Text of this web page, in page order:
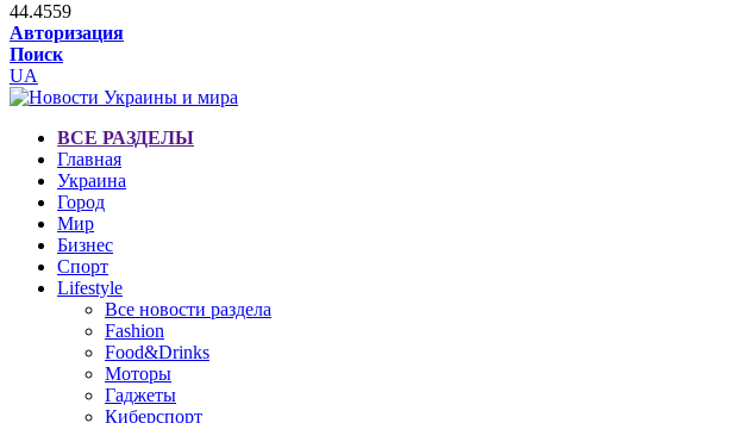
44.4559
Авторизация
Поиск
UA
ВСЕ РАЗДЕЛЫ
Главная
Украина
Город
Мир
Бизнес
Спорт
Lifestyle
Все новости раздела
Fashion
Food&Drinks
Моторы
Гаджеты
Киберспорт